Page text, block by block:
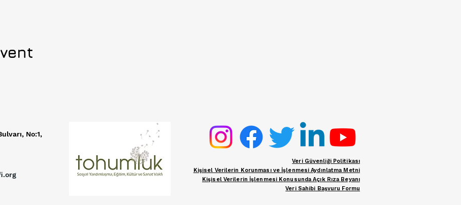
No:1,
Veri Güvenliği Politikası
Kişisel Verilerin Korunması ve İşlenmesi Aydınlatma Metni
Kişisel Verilerin İşlenmesi Konusunda Açık Rıza Beyanı
Veri Sahibi Başvuru Formu